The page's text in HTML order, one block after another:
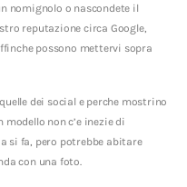
nomignolo o nascondete il
reputazione circa Google,
possono mettervi sopra
dei social e perche mostrino
non c’e inezie di
si fa, pero potrebbe abitare
con una foto.